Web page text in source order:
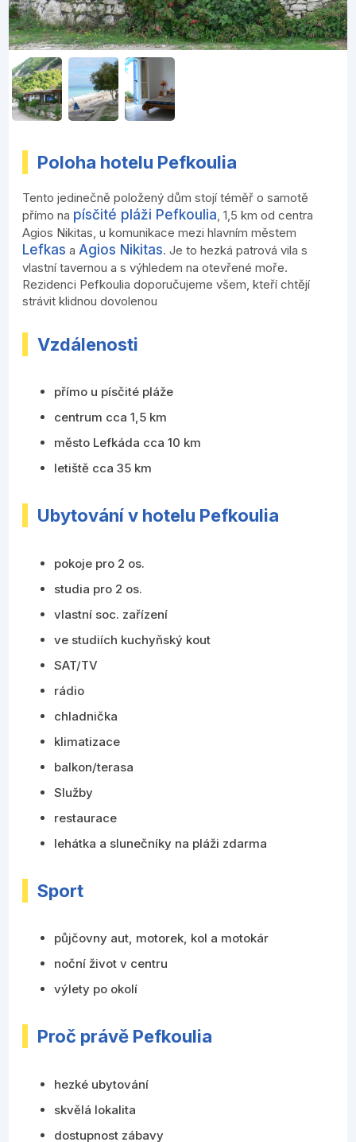
Poloha hotelu Pefkoulia
Tento jedinečně položený dům stojí téměř o samotě
přímo na písčité pláži Pefkoulia , 1,5 km od centra
Agios Nikitas, u komunikace mezi hlavním městem
Lefkas a Agios Nikitas. Je to hezká patrová vila s
vlastní tavernou a s výhledem na otevřené moře.
Rezidenci Pefkoulia doporučujeme všem, kteří chtějí
strávit klidnou dovolenou
Vzdálenosti
přímo u písčité pláže
centrum cca 1,5 km
město Lefkáda cca 10 km
letiště cca 35 km
Ubytování v hotelu Pefkoulia
pokoje pro 2 os.
studia pro 2 os.
vlastní soc. zařízení
ve studiích kuchyňský kout
SAT/TV
rádio
chladnička
klimatizace
balkon/terasa
Služby
restaurace
lehátka a slunečníky na pláži zdarma
Sport
půjčovny aut, motorek, kol a motokár
noční život v centru
výlety po okolí
Proč právě Pefkoulia
hezké ubytování
skvělá lokalita
dostupnost zábavy